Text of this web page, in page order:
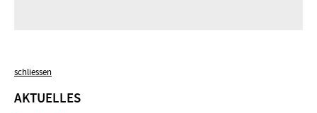
schliessen
AKTUELLES